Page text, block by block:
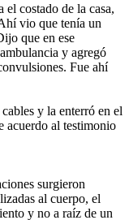
el costado de la casa,
vio que tenía un
que en ese
y agregó
Fue ahí
y la enterró en el
acuerdo al testimonio
surgieron
al cuerpo, el
y no a raíz de un